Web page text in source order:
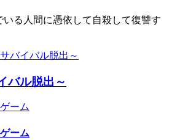
いる人間に憑依して自殺して復讐す
バル脱出～
ーム
ーム